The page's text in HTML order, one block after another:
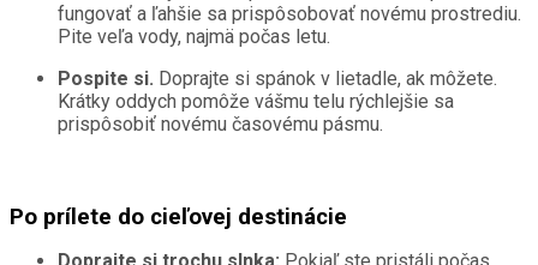
fungovať a ľahšie sa prispôsobovať novému prostrediu.
Pite veľa vody, najmä počas letu.
Pospite si. Doprajte si spánok v lietadle, ak môžete.
Krátky oddych pomôže vášmu telu rýchlejšie sa
prispôsobiť novému časovému pásmu.
Po prílete do cieľovej destinácie